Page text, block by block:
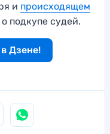
и происходящем
подкупе судей.
Дзене!